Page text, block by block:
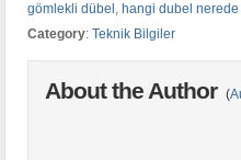
gömlekli dübel , hangi dubel nerede
Category:Teknik Bilgiler
About the Author (